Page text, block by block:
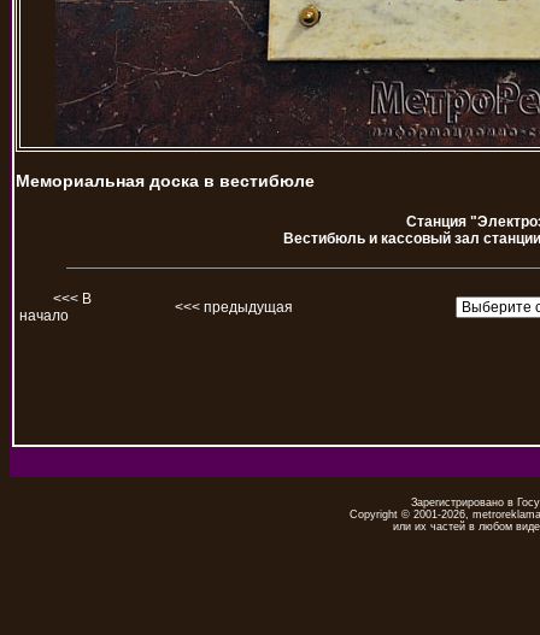
Мемориальная доска в вестибюле
Станция
Вестибюль и кассовый зал
<<< В
начало
<<< предыдущая
Зарегистрировано в
Copyright © 2001-2026,
или их частей в любом